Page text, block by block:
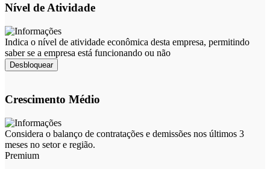
Nível de Atividade
Indica o nível de atividade econômica desta empresa, permitindo
saber se a empresa está funcionando ou não
Desbloquear
Crescimento Médio
Considera o balanço de contratações e demissões nos últimos 3
meses no setor e região.
Premium